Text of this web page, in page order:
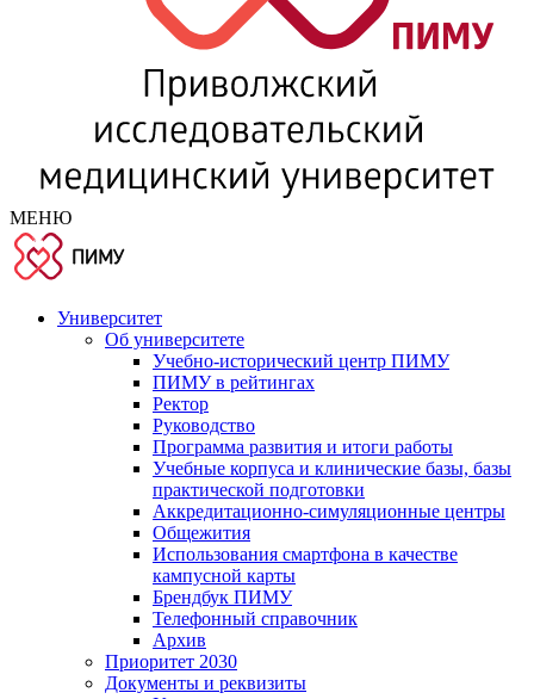
МЕНЮ
Университет
Об университете
Учебно-исторический центр ПИМУ
ПИМУ в рейтингах
Ректор
Руководство
Программа развития и итоги работы
Учебные корпуса и клинические базы, базы
практической подготовки
Аккредитационно-симуляционные центры
Общежития
Использования смартфона в качестве
кампусной карты
Брендбук ПИМУ
Телефонный справочник
Архив
Приоритет 2030
Документы и реквизиты